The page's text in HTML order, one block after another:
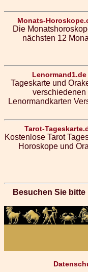
Monats-
Die
nächsten 12
Lenormand1.de
Tageskarte und
verschiedenen
Lenormandkarten
Tarot-
Kostenlose Tarot
Horoskope und
Besuchen Sie